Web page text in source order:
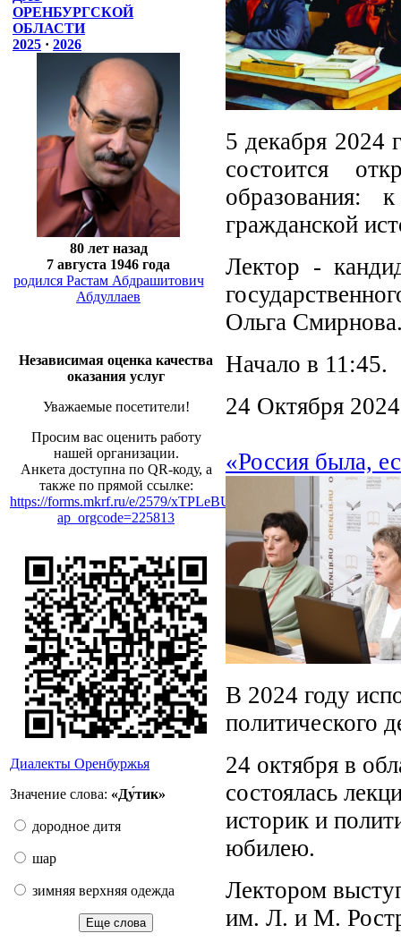
ОРЕНБУРГСКОЙ
ОБЛАСТИ
2025 · 2026
80 лет назад
7 августа 1946 года
родился Растам Абдрашитович
Абдуллаев
Независимая оценка качества
оказания услуг
Уважаемые посетители!
Просим вас оценить работу
нашей организации.
Анкета доступна по QR-коду, а
также по прямой ссылке:
https://forms.mkrf.ru/e/2579/xTPLeBU7/?
ap_orgcode=225813
Диалекты Оренбуржья
Значение слова: «Ду́тик»
дородное дитя
шар
зимняя верхняя одежда
Еще слова
5 декабря 2024
состоится
образования:
гражданской
Лектор -
Ольга
Начало в 11:45.
24 Октября 2024
«Россия была,
В 2024 году
политического
24 октября в
состоялась
историк и
юбилею.
Лектором
им. Л. и М.